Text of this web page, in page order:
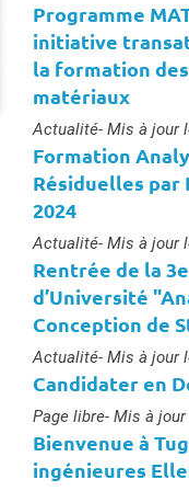
Programme
initiative
la formation
matériaux
Type :
Actualité- Mis à jour
Formation
Résiduelles par
2024
Type :
Actualité- Mis à jour
Rentrée de la
d’Université
Conception de
Type :
Actualité- Mis à jour
Candidater en
Type :
Page libre- Mis à
Bienvenue à
ingénieures